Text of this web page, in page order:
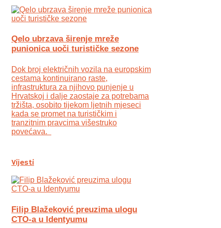
Qelo ubrzava širenje mreže
punionica uoči turističke sezone
Dok broj električnih vozila na europskim
cestama kontinuirano raste,
infrastruktura za njihovo punjenje u
Hrvatskoj i dalje zaostaje za potrebama
tržišta, osobito tijekom ljetnih mjeseci
kada se promet na turističkim i
tranzitnim pravcima višestruko
povećava.
Vijesti
Filip Blažeković preuzima ulogu
CTO-a u Identyumu